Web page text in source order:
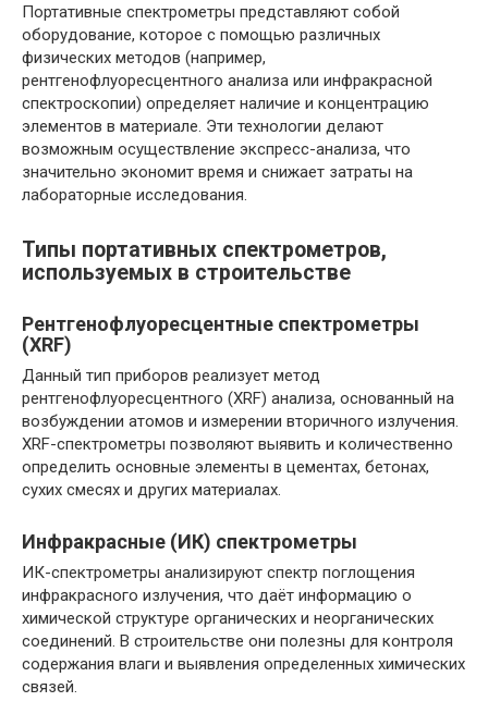
Портативные спектрометры представляют собой
оборудование, которое с помощью различных
физических методов (например,
рентгенофлуоресцентного анализа или инфракрасной
спектроскопии) определяет наличие и концентрацию
элементов в материалe. Эти технологии делают
возможным осуществление экспресс-анализа, что
значительно экономит время и снижает затраты на
лабораторные исследования.
Типы портативных спектрометров,
используемых в строительстве
Рентгенофлуоресцентные спектрометры
(XRF)
Данный тип приборов реализует метод
рентгенофлуоресцентного (XRF) анализа, основанный на
возбуждении атомов и измерении вторичного излучения.
XRF-спектрометры позволяют выявить и количественно
определить основные элементы в цементах, бетонах,
сухих смесях и других материалах.
Инфракрасные (ИК) спектрометры
ИК-спектрометры анализируют спектр поглощения
инфракрасного излучения, что даёт информацию о
химической структуре органических и неорганических
соединений. В строительстве они полезны для контроля
содержания влаги и выявления определенных химических
связей.